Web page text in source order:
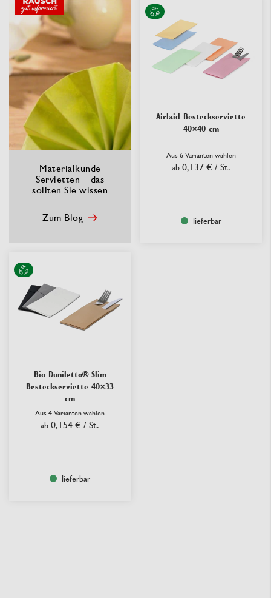
Materialkunde
Servietten – das
sollten Sie wissen
Zum Blog
Airlaid Besteckserviette
40×40 cm
Aus 6 Varianten wählen
ab 0,137 € / St.
lieferbar
Bio Duniletto® Slim
Besteckserviette 40×33
cm
Aus 4 Varianten wählen
ab 0,154 € / St.
lieferbar